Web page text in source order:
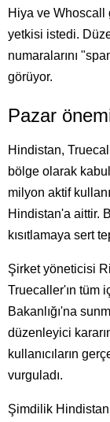
Hiya ve Whoscall
yetkisi istedi.
numaralarını
görüyor.
Pazar
Hindistan,
bölge olarak
milyon aktif
Hindistan'a aittir.
kısıtlamaya sert
Şirket yöneticisi
Truecaller'ın tüm
Bakanlığı'na
düzenleyici
kullanıcıların
vurguladı.
Şimdilik